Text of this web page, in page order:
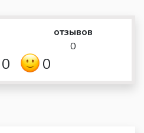
отзывов
0
0 0